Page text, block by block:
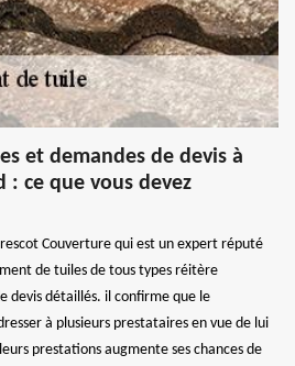
et demandes de devis à
: ce que vous devez
Couverture qui est un expert réputé
de tuiles de tous types réitère
devis détaillés. il confirme que le
à plusieurs prestataires en vue de lui
prestations augmente ses chances de